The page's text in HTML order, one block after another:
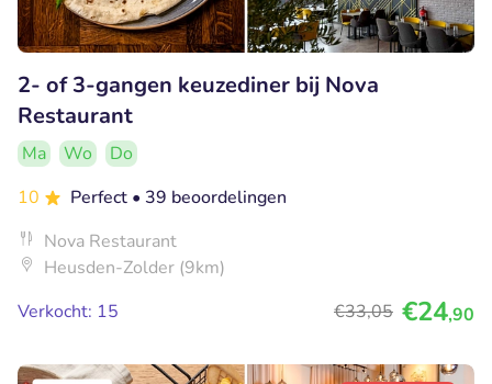
2- of 3-gangen keuzediner bij Nova
Restaurant
Ma Wo
Do
10
Perfect • 39 beoordelingen
Nova Restaurant
Heusden-Zolder (9km)
Verkocht: 15
€33,05 €24,90